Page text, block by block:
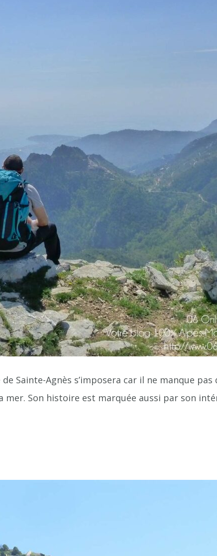
Sainte-Agnès s’imposera car il ne manque pas
mer. Son histoire est marquée aussi par son